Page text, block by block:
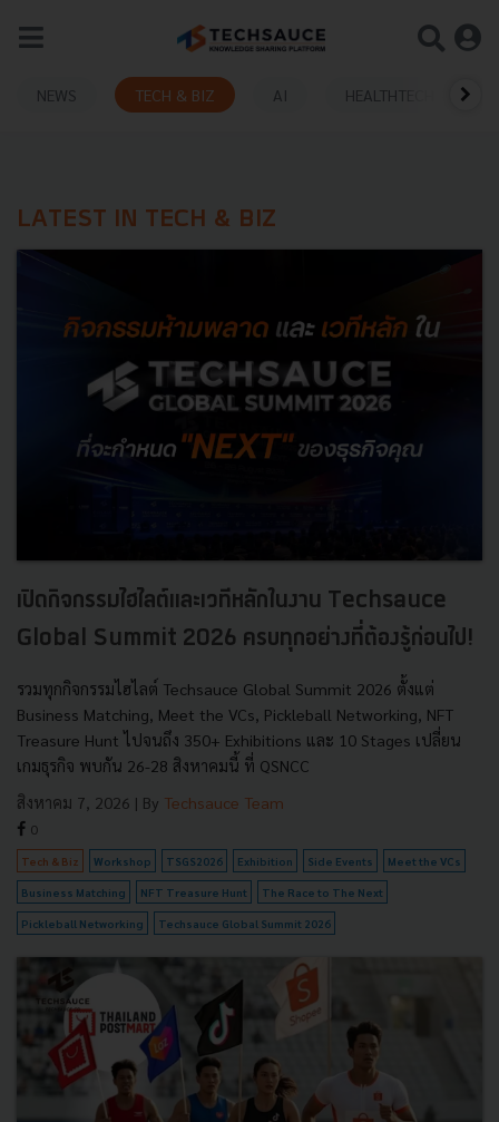
NEWS TECH & BIZ AI HEALTHTECH
LATEST IN TECH & BIZ
เปิดกิจกรรมไฮไลต์และเวทีหลักในงาน Techsauce
Global Summit 2026 ครบทุกอย่างที่ต้องรู้ก่อนไป!
รวมทุกกิจกรรมไฮไลต์ Techsauce Global Summit 2026 ตั้งแต่
Business Matching, Meet the VCs, Pickleball Networking, NFT
Treasure Hunt ไปจนถึง 350+ Exhibitions และ 10 Stages เปลี่ยน
เกมธุรกิจ พบกัน 26-28 สิงหาคมนี้ ที่ QSNCC
สิงหาคม 7, 2026 | By Techsauce Team
0
Tech & Biz Workshop TSGS2026 Exhibition Side Events Meet the VCs
Business Matching NFT Treasure Hunt The Race to The Next
Pickleball Networking Techsauce Global Summit 2026